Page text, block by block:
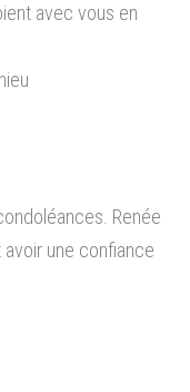
avec vous en
Renée
une confiance